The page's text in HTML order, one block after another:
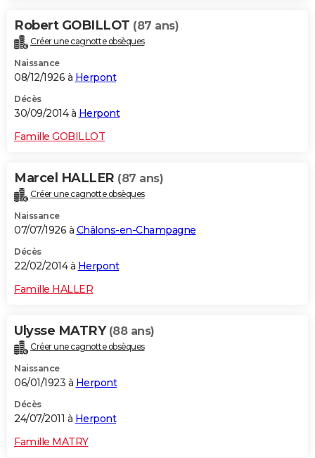
Robert GOBILLOT (87 ans)
Créer une cagnotte obsèques
Naissance
08/12/1926 à Herpont
Décès
30/09/2014 à Herpont
Famille GOBILLOT
Marcel HALLER (87 ans)
Créer une cagnotte obsèques
Naissance
07/07/1926 à Châlons-en-Champagne
Décès
22/02/2014 à Herpont
Famille HALLER
Ulysse MATRY (88 ans)
Créer une cagnotte obsèques
Naissance
06/01/1923 à Herpont
Décès
24/07/2011 à Herpont
Famille MATRY